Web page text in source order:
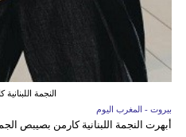
النجمة
بيروت - المغرب اليوم
أبهرت النجمة اللبنانية كارمن بصيبص